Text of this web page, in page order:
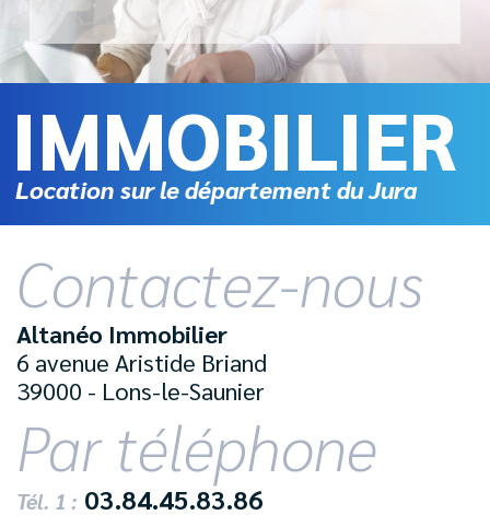
IMMOBILIER
Location sur le département du Jura
Contactez-nous
Altanéo Immobilier
6 avenue Aristide Briand
39000 - Lons-le-Saunier
Par téléphone
Tél. 1 : 03.84.45.83.86